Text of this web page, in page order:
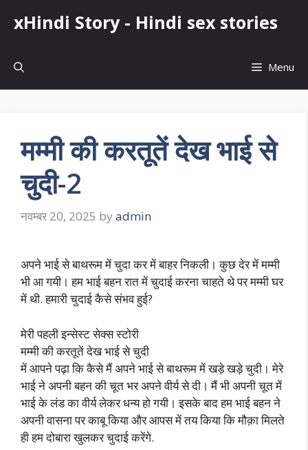
xHindi Story - Hindi sex stories
Menu
मम्मी की करतूतें देख भाई से
चुदी-2
नवम्बर 20, 2025 by admin
अपने भाई से बाथरूम में चुदा कर में बाहर निकली। कुछ देर में मम्मी
भी आ गयी। हम भाई बहन रात में चुदाई करना चाहते थे पर मम्मी घर
में थी. हमारी चुदाई कैसे संभव हुई?
मेरी पहली इन्सेस्ट सेक्स स्टोरी
मम्मी की करतूतें देख भाई से चुदी
में आपने पढ़ा कि कैसे मैं अपने भाई से बाथरूम में खड़े खड़े चुदी। मेरे
भाई ने अपनी बहन की चूत भर अपने वीर्य से दी। मैं भी अपनी चूत में
भाई के लंड का वीर्य लेकर धन्य हो गयी। इसके बाद हम भाई बहन ने
अपनी वासना पर काबू किया और आपस में तय किया कि मौक़ा मिलते
ही हम दोबारा खुलकर चुदाई करेंगे.